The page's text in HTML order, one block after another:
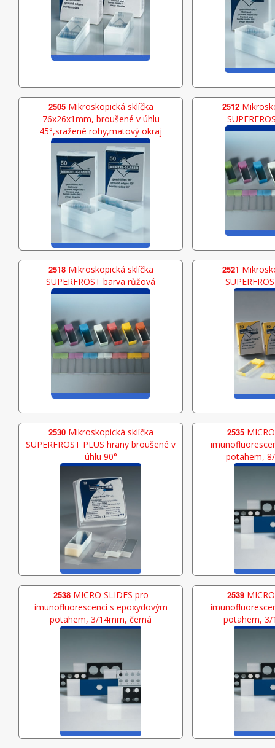
2505Mikroskopická sklíčka
76x26x1mm, broušené v úhlu
45°,sražené rohy,matový okraj
2512
2518Mikroskopická sklíčka
SUPERFROST barva růžová
2521
2530Mikroskopická sklíčka
SUPERFROST PLUS hrany broušené v
úhlu 90°
2535
potahem,
2538MICRO SLIDES pro
imunofluorescenci s epoxydovým
potahem, 3/14mm, černá
2539
potahem, 3/